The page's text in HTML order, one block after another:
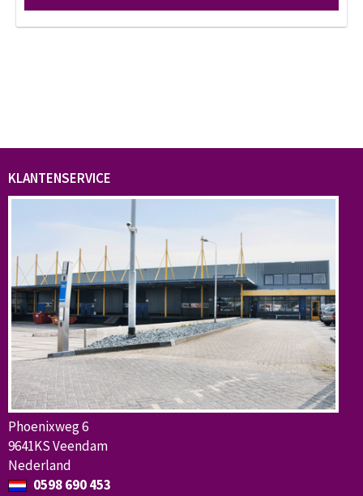
KLANTENSERVICE
Phoenixweg 6
9641KS Veendam
Nederland
0598 690 453